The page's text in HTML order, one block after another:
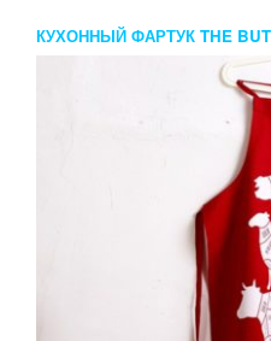
КУХОННЫЙ ФАРТУК THE